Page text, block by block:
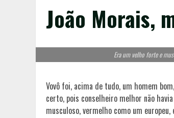
João Morais,
Era um velho forte e
Vovô foi, acima de tudo, um homem
certo, pois conselheiro melhor não
musculoso, vermelho como um